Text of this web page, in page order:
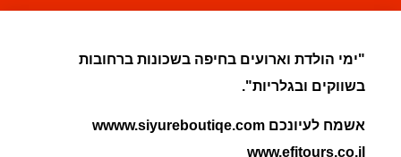
"ימי הולדת וארועים בחיפה בשכונות ברחובות
בשווקים ובגלריות".
אשמח לעיונכם wwww.siyureboutiqe.com
www.efitours.co.il